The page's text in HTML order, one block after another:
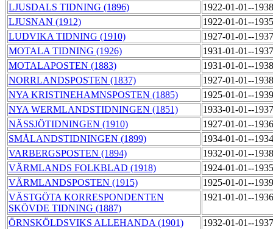
LJUSDALS TIDNING (1896)
1922-01-01--
LJUSNAN (1912)
1922-01-01--
LUDVIKA TIDNING (1910)
1927-01-01--
MOTALA TIDNING (1926)
1931-01-01--
MOTALAPOSTEN (1883)
1931-01-01--
NORRLANDSPOSTEN (1837)
1927-01-01--
NYA KRISTINEHAMNSPOSTEN (1885)
1925-01-01--
NYA WERMLANDSTIDNINGEN (1851)
1933-01-01--
NÄSSJÖTIDNINGEN (1910)
1927-01-01--
SMÅLANDSTIDNINGEN (1899)
1934-01-01--
VARBERGSPOSTEN (1894)
1932-01-01--
VÄRMLANDS FOLKBLAD (1918)
1924-01-01--
VÄRMLANDSPOSTEN (1915)
1925-01-01--
VÄSTGÖTA KORRESPONDENTEN
SKÖVDE TIDNING (1887)
1921-01-01--
ÖRNSKÖLDSVIKS ALLEHANDA (1901)
1932-01-01--